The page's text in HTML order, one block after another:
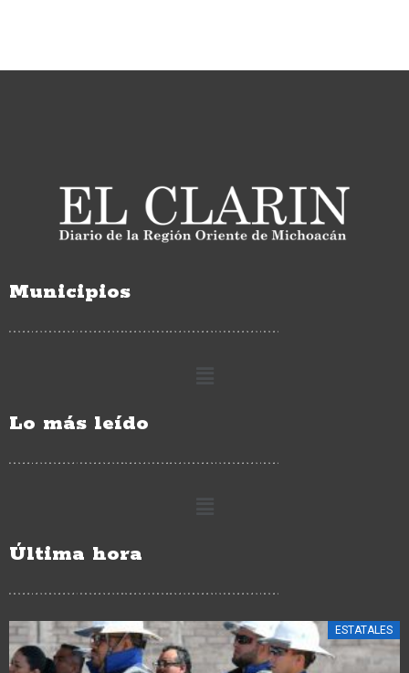
Municipios
Lo más leído
Última hora
ESTATALES